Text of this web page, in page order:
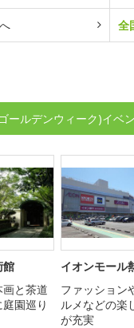
全
ールデンウィーク)イベ
館
と茶道
園巡り
イオンモール
ファッション
ルメなどの楽
が充実